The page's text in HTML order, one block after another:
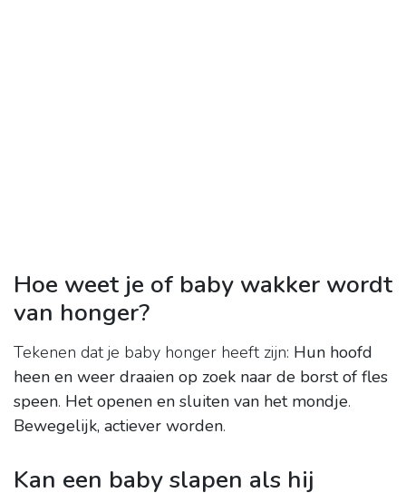
Hoe weet je of baby wakker wordt
van honger?
Tekenen dat je baby honger heeft zijn: Hun hoofd
heen en weer draaien op zoek naar de borst of fles
speen. Het openen en sluiten van het mondje.
Bewegelijk, actiever worden.
Kan een baby slapen als hij